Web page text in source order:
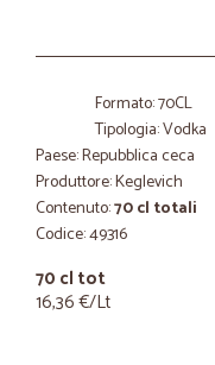
Formato: 70CL
Tipologia: Vodka
Paese: Repubblica ceca
Produttore: Keglevich
Contenuto:70 cl totali
Codice: 49316
70 cl tot
16,36 €/Lt